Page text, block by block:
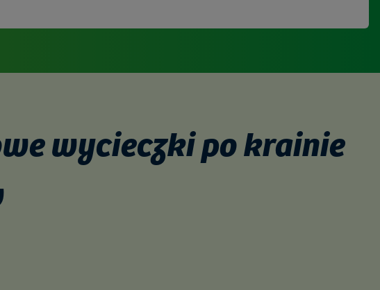
wycieczki po krainie